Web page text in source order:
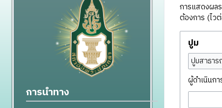
การแสดงผล
ต้องการ (ไว
ปูม
ปูมสาธา
ผู้ดำเนินกา
การนำทาง